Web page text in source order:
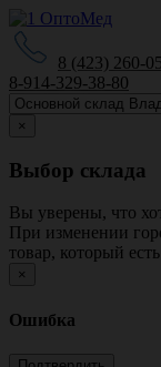
8 (423) 260-
8-914-329-38-80
×
Выбор склада
Вы уверены, что
При изменении
товар, который
×
Ошибка